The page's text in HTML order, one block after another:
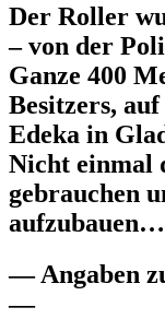
Der Roller
– von der
Ganze 400
Besitzers,
Edeka in
Nicht einmal
gebrauchen
aufzubauen…
— Angaben
—